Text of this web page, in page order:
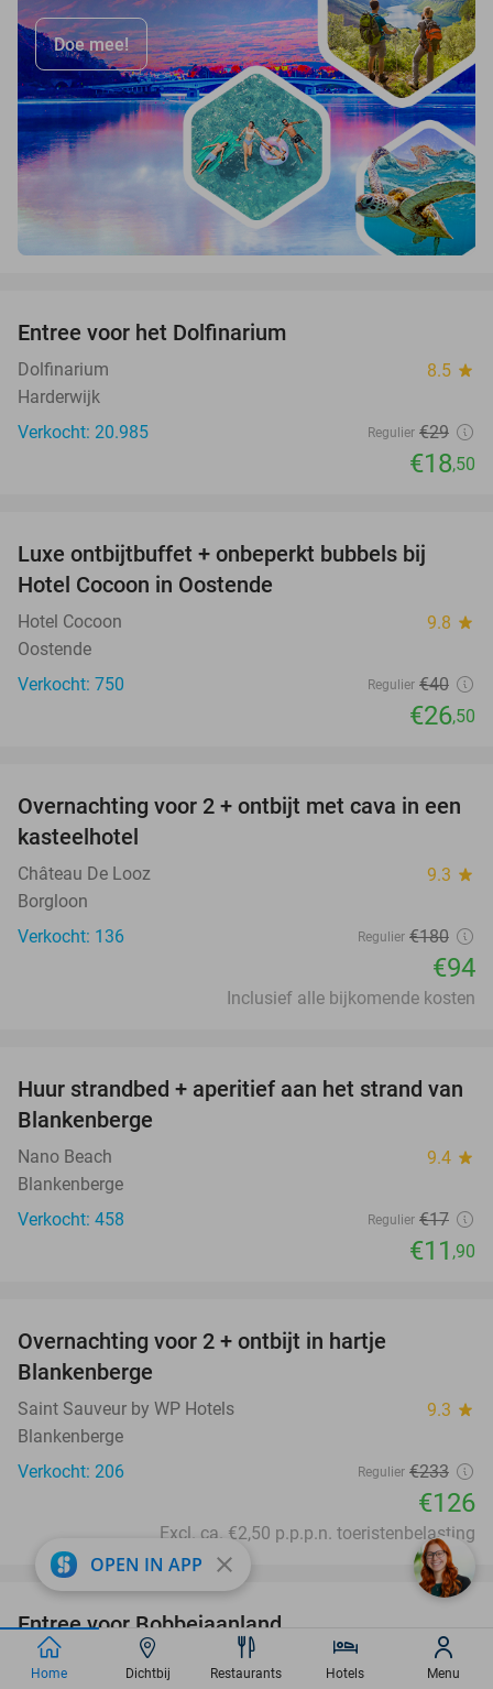
Doe mee!
Entree voor het Dolfinarium
Dolfinarium 8.5 star
Harderwijk
Verkocht: 20.985
Regulier €29
€18,50
Luxe ontbijtbuffet + onbeperkt bubbels bij
Hotel Cocoon in Oostende
Hotel Cocoon 9.8 star
Oostende
Verkocht: 750
Regulier €40
€26,50
48%
Overnachting voor 2 + ontbijt met cava in een
kasteelhotel
Château De Looz 9.3 star
Borgloon
Verkocht: 136
Regulier €180
€94
Inclusief alle bijkomende kosten
30%
Huur strandbed + aperitief aan het strand van
Blankenberge
Nano Beach 9.4 star
Blankenberge
Verkocht: 458
Regulier €17
€11 ,90
Overnachting voor 2 + ontbijt in hartje
Blankenberge
Saint Sauveur by WP Hotels 9.3 star
Blankenberge
Verkocht: 206
Regulier €233
€126
Excl. ca. €2,50 p.p.p.n. toeristenbelasting
40%
favorite_border
Entree voor Bobbejaanland
Bobbejaanland 9.1
OPEN IN APP close
Home Dichtbij Restaurants Hotels Menu